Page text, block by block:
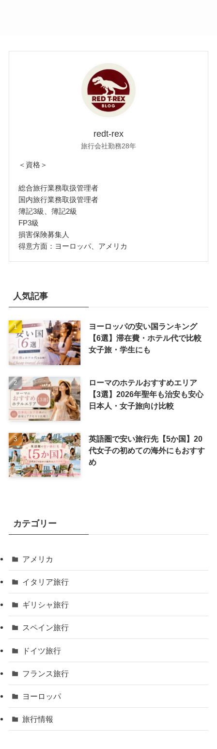
redt-rex
旅行会社勤務28年
＜資格＞
総合旅行業務取扱管理者
国内旅行業務取扱管理者
簿記3級、簿記2級
FP3級
損害保険募集人
得意方面：ヨーロッパ、アメリカ
人気記事
ヨーロッパの安い国ランキング
【6選】滞在費・ホテル代で比較
女子旅・学生にも
ローマのホテルおすすめエリア
【3選】2026年聖年も治安も安心
日本人・女子旅向け比較
英語圏で安い旅行先【5か国】20
代女子の初めての海外にもおすす
め
カテゴリー
アメリカ
イタリア旅行
ギリシャ旅行
スペイン旅行
ドイツ旅行
フランス旅行
ヨーロッパ
旅行情報